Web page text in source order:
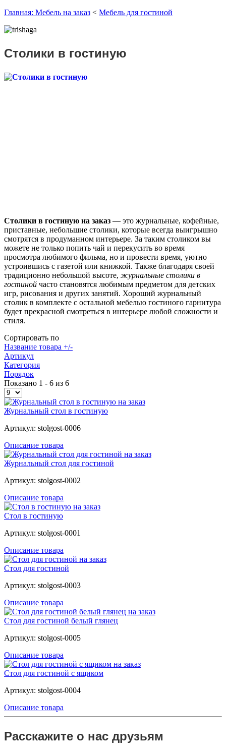
Главная: Мебель на заказ < Мебель для гостиной
Столики в гостиную
Столики в гостиную на заказ — это журнальные, кофейные,
приставные, небольшие столики, которые всегда выигрышно
смотрятся в продуманном интерьере. За таким столиком вы
можете не только попить чай и перекусить во время
просмотра любимого фильма, но и провести время, уютно
устроившись с газетой или книжкой. Также благодаря своей
традиционно небольшой высоте, журнальные столики в
гостиной часто становятся любимым предметом для детских
игр, рисования и других занятий. Хороший журнальный
столик в комплекте с остальной мебелью гостиного гарнитура
будет прекрасной смотреться в интерьере любой сложности и
стиля.
Сортировать по
Название товара +/-
Артикул
Категория
Порядок
Показано 1 - 6 из 6
Журнальный стол в гостиную
Артикул: stolgost-0006
Описание товара
Журнальный стол для гостиной
Артикул: stolgost-0002
Описание товара
Стол в гостиную
Артикул: stolgost-0001
Описание товара
Стол для гостиной
Артикул: stolgost-0003
Описание товара
Стол для гостиной белый глянец
Артикул: stolgost-0005
Описание товара
Стол для гостиной с ящиком
Артикул: stolgost-0004
Описание товара
Расскажите о нас друзьям